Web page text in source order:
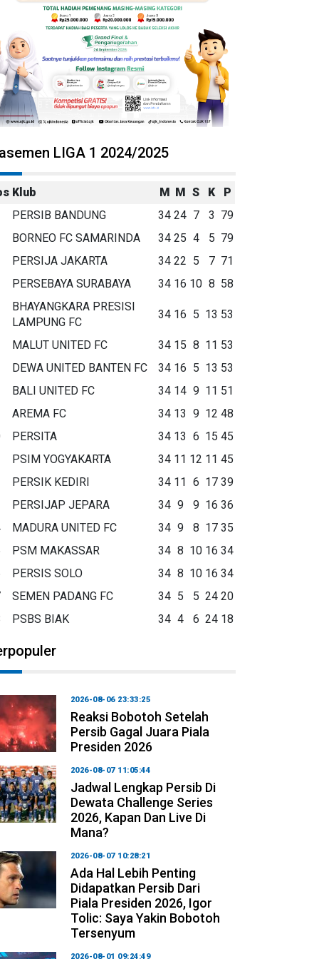
LIGA 1 2024/2025
Klub M M S K
P
PERSIB BANDUNG
34 24 7 3 79
BORNEO FC SAMARINDA
34 25 4 5 79
PERSIJA JAKARTA
34 22 5 7 71
PERSEBAYA SURABAYA
34 16 10 8 58
BHAYANGKARA PRESISI
LAMPUNG FC
34 16 5 13 53
MALUT UNITED FC 34 15 8 11 53
DEWA UNITED BANTEN FC
34 16 5 13 53
BALI UNITED FC
34 14 9 11 51
AREMA FC
34 13 9 12 48
PERSITA 34 13 6 15 45
PSIM YOGYAKARTA 34 11 12 11 45
PERSIK KEDIRI 34 11 6 17 39
PERSIJAP JEPARA 34 9 9 16 36
MADURA UNITED FC 34 9 8 17 35
PSM MAKASSAR 34 8 10 16 34
PERSIS SOLO 34 8 10 16 34
SEMEN PADANG FC 34 5 5 24 20
PSBS BIAK 34 4 6 24 18
2026-08-06 23:33:25
Reaksi Bobotoh Setelah
Persib Gagal Juara Piala
Presiden 2026
2026-08-07 11:05:44
Jadwal Lengkap Persib Di
Dewata Challenge Series
2026, Kapan Dan Live Di
Mana?
2026-08-07 10:28:21
Ada Hal Lebih Penting
Didapatkan Persib Dari
Piala Presiden 2026, Igor
Tolic: Saya Yakin Bobotoh
Tersenyum
2026-08-01 09:24:49